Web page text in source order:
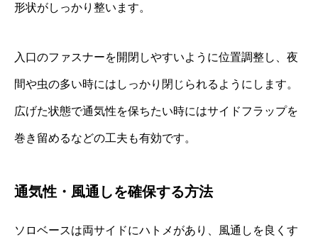
形状がしっかり整います。
入口のファスナーを開閉しやすいように位置調整し、夜
間や虫の多い時にはしっかり閉じられるようにします。
広げた状態で通気性を保ちたい時にはサイドフラップを
巻き留めるなどの工夫も有効です。
通気性・風通しを確保する方法
ソロベースは両サイドにハトメがあり、風通しを良くす